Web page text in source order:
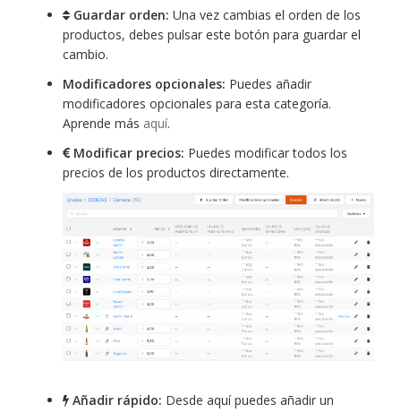
Guardar orden: Una vez cambias el orden de los
productos, debes pulsar este botón para guardar el
cambio.
Modificadores opcionales: Puedes añadir
modificadores opcionales para esta categoría.
Aprende más aquí.
Modificar precios: Puedes modificar todos los
precios de los productos directamente.
Añadir rápido: Desde aquí puedes añadir un